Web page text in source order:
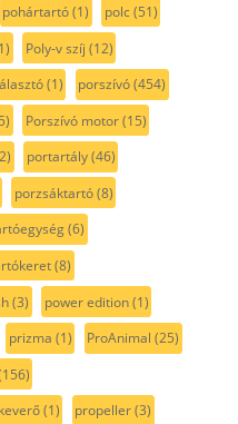
pohártartó(1) polc(51)
Poly-v szíj (12)
(1) porszívó(454)
Porszívó motor(15)
portartály(46)
porzsáktartó(8)
(6)
(8)
(3) power edition(1)
prizma (1) ProAnimal (25)
(1) propeller(3)